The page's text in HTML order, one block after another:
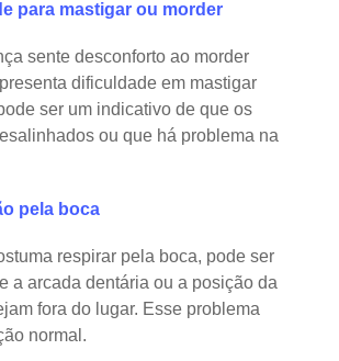
para mastigar ou morder
sente desconforto ao morder
dificuldade em mastigar
ser um indicativo de que os
ou que há problema na
pela boca
respirar pela boca, pode ser
a arcada dentária ou a posição da
fora do lugar. Esse problema
normal.